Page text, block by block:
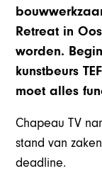
Retreat in
worden.
kunstbeurs
moet alles
Chapeau TV
stand van
deadline.